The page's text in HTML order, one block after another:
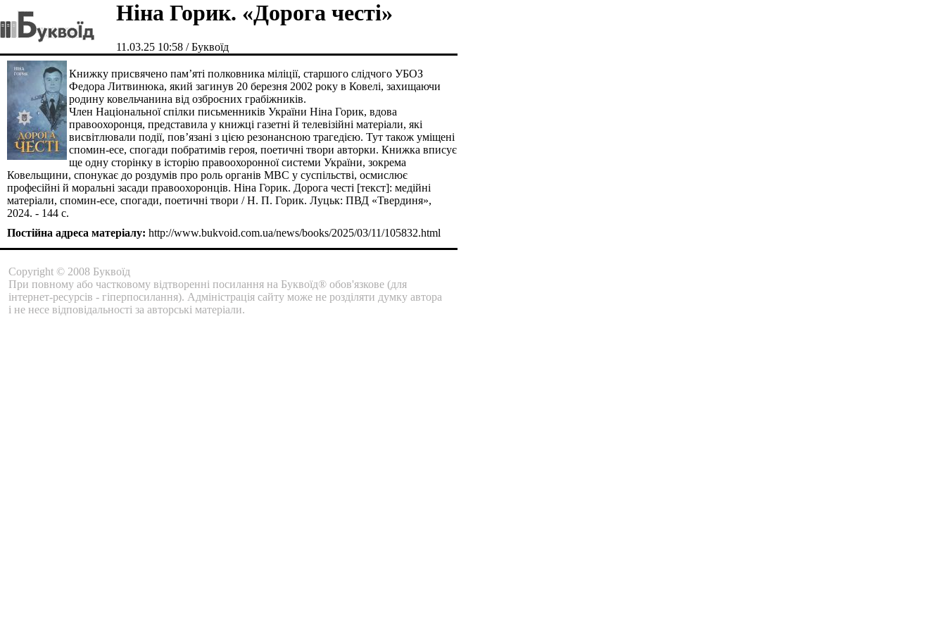
Ніна Горик. «Дорога честі»
11.03.25 10:58 / Буквоїд
Книжку присвячено пам’яті полковника міліції, старшого слідчого УБОЗ
Федора Литвинюка, який загинув 20 березня 2002 року в Ковелі, захищаючи
родину ковельчанина від озброєних грабіжників.
Член Національної спілки письменників України Ніна Горик, вдова
правоохоронця, представила у книжці газетні й телевізійні матеріали, які
висвітлювали події, пов’язані з цією резонансною трагедією. Тут також уміщені
спомин-есе, спогади побратимів героя, поетичні твори авторки. Книжка вписує
ще одну сторінку в історію правоохоронної системи України, зокрема
Ковельщини, спонукає до роздумів про роль органів МВС у суспільстві, осмислює
професійні й моральні засади правоохоронців. Ніна Горик. Дорога честі [текст]: медійні
матеріали, спомин-есе, спогади, поетичні твори / Н. П. Горик. Луцьк: ПВД «Твердиня»,
2024. - 144 с.
Постійна адреса матеріалу: http://www.bukvoid.com.ua/news/books/2025/03/11/105832.html
Copyright © 2008 Буквоїд
При повному або частковому відтворенні посилання на Буквоїд® обов'язкове (для
інтернет-ресурсів - гіперпосилання). Адміністрація сайту може не розділяти думку автора
і не несе відповідальності за авторські матеріали.